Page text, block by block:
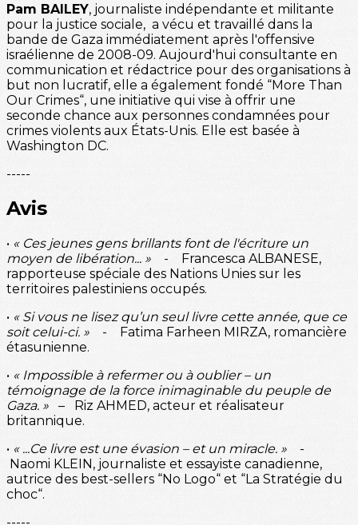
Pam BAILEY, journaliste indépendante et militante
pour la justice sociale, a vécu et travaillé dans la
bande de Gaza immédiatement après l'offensive
israélienne de 2008-09. Aujourd'hui consultante en
communication et rédactrice pour des organisations à
but non lucratif, elle a également fondé “More Than
Our Crimes“, une initiative qui vise à offrir une
seconde chance aux personnes condamnées pour
crimes violents aux États-Unis. Elle est basée à
Washington DC.
-----
Avis
• « Ces jeunes gens brillants font de l'écriture un
moyen de libération... » - Francesca ALBANESE,
rapporteuse spéciale des Nations Unies sur les
territoires palestiniens occupés.
• « Si vous ne lisez qu’un seul livre cette année, que ce
soit celui-ci. » - Fatima Farheen MIRZA, romancière
étasunienne.
• « Impossible à refermer ou à oublier – un
témoignage de la force inimaginable du peuple de
Gaza. » – Riz AHMED, acteur et réalisateur
britannique.
• « ...Ce livre est une évasion – et un miracle. » -
Naomi KLEIN, journaliste et essayiste canadienne,
autrice des best-sellers “No Logo“ et “La Stratégie du
choc“.